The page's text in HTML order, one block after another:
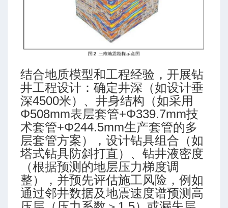
简单模式-双增式
(Martin Klempa)
结合地质模型和工程经验，开展钻
井工程设计：确定井深（如设计垂
深4500米）、井身结构（如采用
Φ508mm表层套管+Φ339.7mm技
术套管+Φ244.5mm生产套管的多
层套管方案），设计钻具组合（如
塔式钻具防斜打直）、钻井液密度
（根据预测的地层压力梯度调
整），并预先评估施工风险，例如
通过邻井数据及地震速度谱预测高